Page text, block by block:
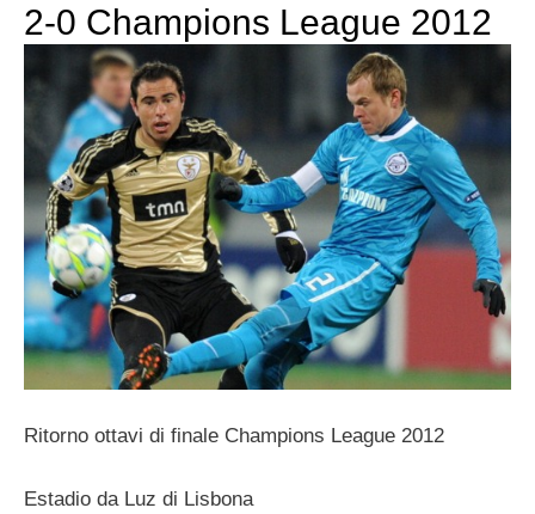
2-0 Champions League 2012
Ritorno ottavi di finale Champions League 2012
Estadio da Luz di Lisbona